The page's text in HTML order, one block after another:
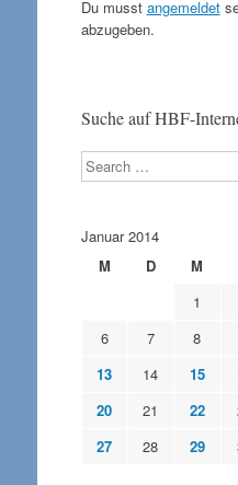
Du musst angemeldet
abzugeben.
Suche auf HBF-
Search
Januar 2014
M
D M
1
6
7 8
13
14 15
20
21 22
27
28 29